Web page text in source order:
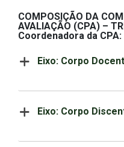
COMPOSIÇÃO DA
AVALIAÇÃO (CPA) –
Coordenadora da CPA:
Eixo: Corpo
Eixo: Corpo